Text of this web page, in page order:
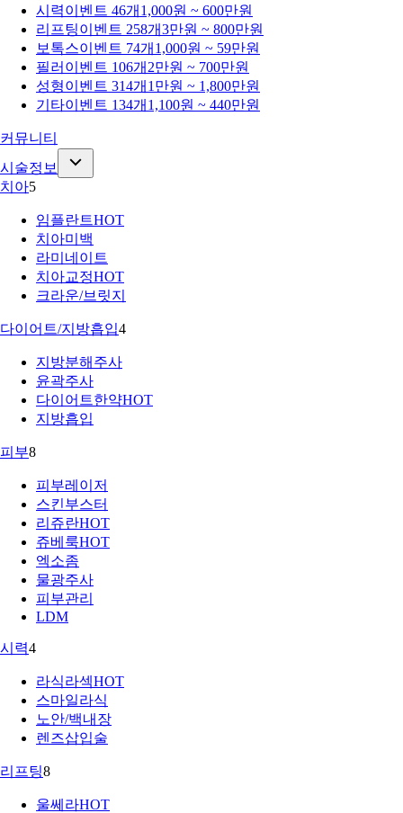
시력이벤트 46개 1,000원 ~ 600만원
리프팅이벤트 258개3만원 ~ 800만원
보톡스이벤트 74개 1,000원 ~ 59만원
필러 이벤트 106개 2만원 ~ 700만원
성형이벤트 314개 1만원 ~ 1,800만원
기타이벤트 134개 1,100원 ~ 440만원
커뮤니티
시술정보
치아5
임플란트HOT
치아미백
라미네이트
치아교정HOT
크라운/브릿지
다이어트/지방흡입4
지방분해주사
윤곽주사
다이어트한약HOT
지방흡입
피부8
피부레이저
스킨부스터
리쥬란HOT
쥬베룩HOT
엑소좀
물광주사
피부관리
LDM
시력4
라식라섹HOT
스마일라식
노안/백내장
렌즈삽입술
리프팅8
울쎄라HOT